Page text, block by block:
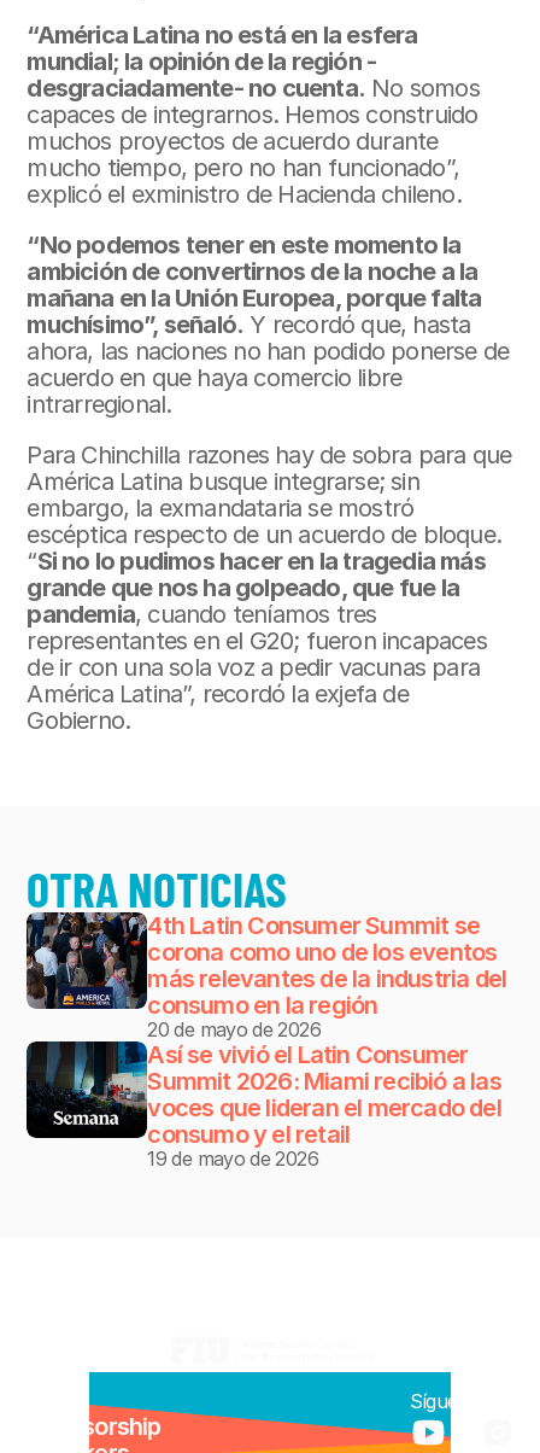
“América Latina no está en la esfera
mundial; la opinión de la región -
desgraciadamente- no cuenta. No somos
capaces de integrarnos. Hemos construido
muchos proyectos de acuerdo durante
mucho tiempo, pero no han funcionado”,
explicó el exministro de Hacienda chileno.
“No podemos tener en este momento la
ambición de convertirnos de la noche a la
mañana en la Unión Europea, porque falta
muchísimo”, señaló. Y recordó que, hasta
ahora, las naciones no han podido ponerse de
acuerdo en que haya comercio libre
intrarregional.
Para Chinchilla razones hay de sobra para que
América Latina busque integrarse; sin
embargo, la exmandataria se mostró
escéptica respecto de un acuerdo de bloque.
“Si no lo pudimos hacer en la tragedia más
grande que nos ha golpeado, que fue la
pandemia, cuando teníamos tres
representantes en el G20; fueron incapaces
de ir con una sola voz a pedir vacunas para
América Latina”, recordó la exjefa de
Gobierno.
OTRA NOTICIAS
4th Latin Consumer Summit se
corona como uno de los eventos
más relevantes de la industria del
consumo en la región
20 de mayo de 2026
Así se vivió el Latin Consumer
Summit 2026: Miami recibió a las
voces que lideran el mercado del
consumo y el retail
19 de mayo de 2026
Sponsorship
Síguenos: